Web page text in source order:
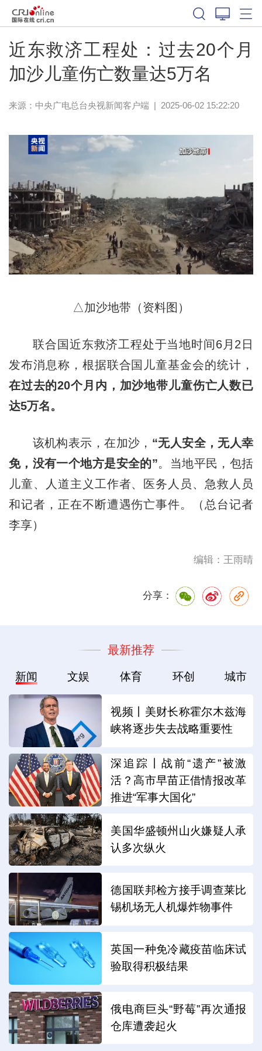
近东救济工程处：过去20个月
加沙儿童伤亡数量达5万名
来源： 中央广电总台央视新闻客户端 | 2025-06-02 15:22:20
△加沙地带（资料图）
联合国近东救济工程处于当地时间6月2日
发布消息称，根据联合国儿童基金会的统计，
在过去的20个月内，加沙地带儿童伤亡人数已
达5万名。
该机构表示，在加沙， “无人安全，无人幸
免，没有一个地方是安全的”。当地平民，包括
儿童、人道主义工作者、医务人员、急救人员
和记者，正在不断遭遇伤亡事件。（总台记者
李享）
编辑：王雨晴
分享：
最新推荐
新闻 文娱 体育 环创 城市
视频丨美财长称霍尔木兹海
峡将逐步失去战略重要性
深追踪丨战前“遗产”被激
活？高市早苗正借情报改革
推进“军事大国化”
美国华盛顿州山火嫌疑人承
认多次纵火
德国联邦检方接手调查莱比
锡机场无人机爆炸物事件
英国一种免冷藏疫苗临床试
验取得积极结果
俄电商巨头“野莓”再次通报
仓库遭袭起火